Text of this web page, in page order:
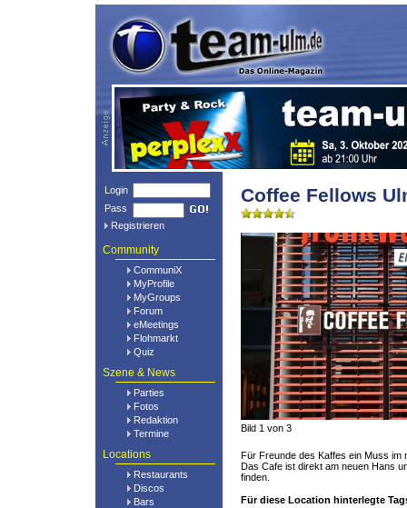
Login
Pass
Registrieren
Community
CommuniX
MyProfile
MyGroups
Forum
eMeetings
Flohmarkt
Quiz
Szene & News
Parties
Fotos
Redaktion
Termine
Locations
Restaurants
Discos
Bars
Coffee Fellows
Bild 1 von 3
Für Freunde des Kaffes ein Muss im
Das Cafe ist direkt am neuen Hans
finden.
Für diese Location hinterlegte